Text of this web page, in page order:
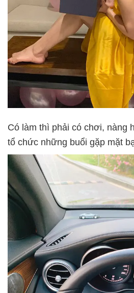
Có làm thì phải có chơi, nàng
tổ chức những buổi gặp mặt